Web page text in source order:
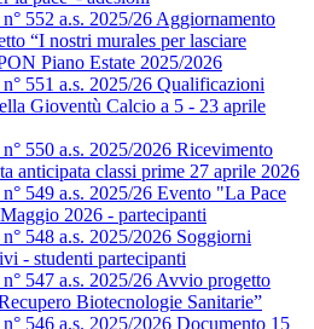
552 a.s. 2025/26 Aggiornamento
“I nostri murales per lasciare
Piano Estate 2025/2026
551 a.s. 2025/26 Qualificazioni
Gioventù Calcio a 5 - 23 aprile
550 a.s. 2025/2026 Ricevimento
anticipata classi prime 27 aprile 2026
549 a.s. 2025/26 Evento "La Pace
2026 - partecipanti
548 a.s. 2025/2026 Soggiorni
- studenti partecipanti
547 a.s. 2025/26 Avvio progetto
Biotecnologie Sanitarie”
546 a.s. 2025/2026 Documento 15